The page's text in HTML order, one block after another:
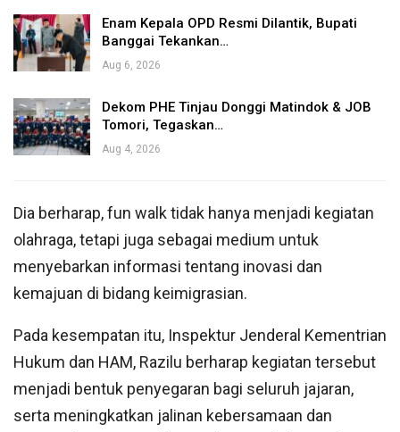
Enam Kepala OPD Resmi Dilantik, Bupati
Banggai Tekankan…
Aug 6, 2026
Dekom PHE Tinjau Donggi Matindok & JOB
Tomori, Tegaskan…
Aug 4, 2026
Dia berharap, fun walk tidak hanya menjadi kegiatan
olahraga, tetapi juga sebagai medium untuk
menyebarkan informasi tentang inovasi dan
kemajuan di bidang keimigrasian.
Pada kesempatan itu, Inspektur Jenderal Kementrian
Hukum dan HAM, Razilu berharap kegiatan tersebut
menjadi bentuk penyegaran bagi seluruh jajaran,
serta meningkatkan jalinan kebersamaan dan